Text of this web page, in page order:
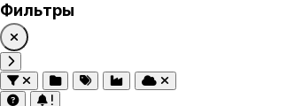
Фильтры